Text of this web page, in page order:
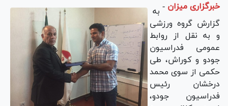
خبرگزاری میزان - به
گزارش گروه ورزشی
و به نقل از روابط
عمومی فدراسیون
جودو و کوراش، طی
حکمی از سوی محمد
درخشان رئیس
فدراسیون جودو،